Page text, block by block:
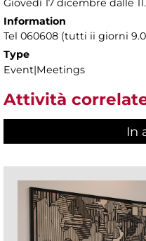
Giovedì 17 dicembre dalle
Information
Tel 060608 (tutti ii giorni
Type
Event|Meetings
Attività
In